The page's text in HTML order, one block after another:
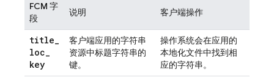
FCM 字
段
说明 客户端操作
title_
loc_
key
客户端应用的字符串
资源中标题字符串的
键。
操作系统会在应用的
本地化文件中找到相
应的字符串。